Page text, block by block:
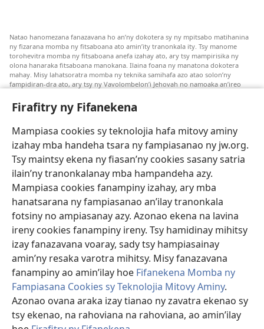
Firafitry ny Fifanekena
Mampiasa cookies sy teknolojia hafa mitovy aminy
izahay mba handeha tsara ny fampiasanao ny jw.org.
Tsy maintsy ekena ny fiasan’ny cookies sasany satria
ilain’ny tranonkalanay mba hampandeha azy.
Mampiasa cookies fanampiny izahay, ary mba
hanatsarana ny fampiasanao an’ilay tranonkala
fotsiny no ampiasanay azy. Azonao ekena na lavina
ireny cookies fanampiny ireny. Tsy hamidinay mihitsy
izay fanazavana voaray, sady tsy hampiasainay
amin’ny resaka varotra mihitsy. Misy fanazavana
fanampiny ao amin’ilay hoe Fifanekena Momba ny
Fampiasana Cookies sy Teknolojia Mitovy Aminy.
Azonao ovana araka izay tianao ny zavatra ekenao sy
tsy ekenao, na rahoviana na rahoviana, ao amin’ilay
Natao hanomezana fanazavana ho an’ny dokotera sy ny mpitsabo matihanina
ny fizarana momba ny fitsaboana ato amin’ity tranonkala ity. Tsy manome
torohevitra momba ny fitsaboana anefa izahay ato, ary tsy mampirisika ny
olona hanaraka fitsaboana manokana. Ilaina foana ny manatona dokotera
mahay. Misy lahatsoratra momba ny teknika samihafa azo atao solon’ny
fampidiran-dra ato, ary tsy ny Vavolombelon’i Jehovah no namoaka an’ireo
fanazavana nivoaka farany. Andraikiny ny miara-midinika amin’ny marary hoe
inona avy ny fitsaboana azo atao. Adidiny koa ny manampy ny marary hanao
Mety tsy hety na tsy heken’ny marary sasany ny fomba fitsaboana sy teknika
voaresaka ato.
Ho an’ny marary: Miresaha foana amin’ny dokoteranao na mpitsabo
matihanina hafa, raha marary ianao ka mila torohevitra na te hahafantatra
momba ny fitsaboana iray. Manatòna dokotera raha mahatsiaro ho tsy
metimety ianao.
Ito fifanekena ito no mifehy an’izay mampiasa an’ity tranonkala ity.
Fisehony
Copyright© 2026 Watch Tower Bible and Tract Society of Pennsylvania.
FIFANEKENA| FIFANEKENA MOMBA NY TSIAMBARATELO